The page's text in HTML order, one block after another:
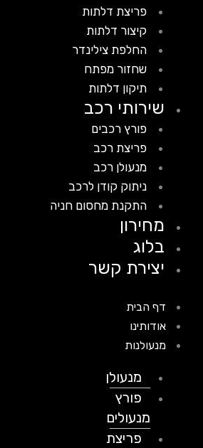
פריצת דלתות
קיצור דלתות
החלפת צילינדר
שחזור מפתח
תיקון דלתות
שירותי רכב
פורץ רכבים
פריצת רכב
מנעולן רכב
ניתוק קודן לרכב
התקנת מחסום חניה
מחירון
בלוג
יצירת קשר
דף הבית
אודותינו
מנעולנות
מנעולן
פורץ
מנעולים
פריצת